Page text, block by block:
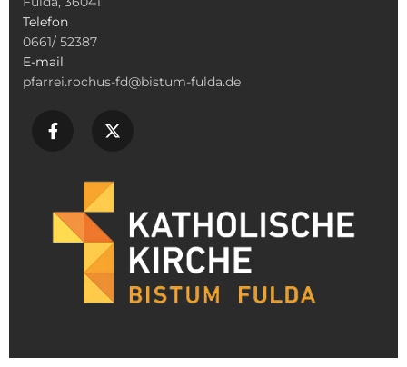
Telefon
0661/ 52387
E-mail
pfarrei.rochus-fd@bistum-fulda.de